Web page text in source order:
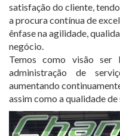
satisfação do cliente,
a procura contínua de
ênfase na agilidade,
negócio.
Temos como visão ser
administração de
aumentando
assim como a qualidade de